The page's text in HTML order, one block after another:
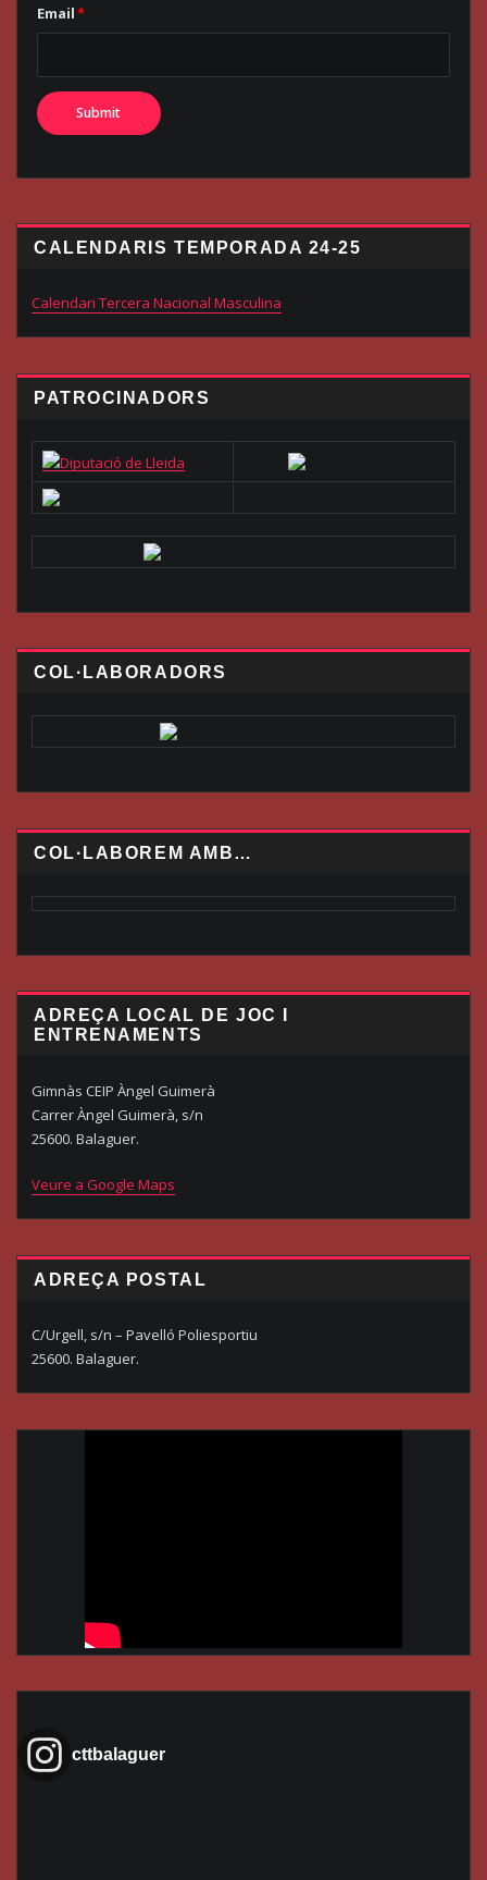
Email*
CALENDARIS TEMPORADA 24-25
Calendari Tercera Nacional Masculina
PATROCINADORS
COL·LABORADORS
COL·LABOREM AMB…
ADREÇA LOCAL DE JOC I
ENTRENAMENTS
Gimnàs CEIP Àngel Guimerà
Carrer Àngel Guimerà, s/n
25600. Balaguer.
Veure a Google Maps
ADREÇA POSTAL
C/Urgell, s/n – Pavelló Poliesportiu
25600. Balaguer.
cttbalaguer